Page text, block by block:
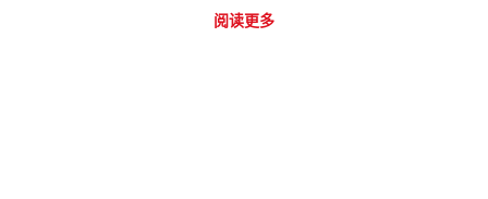
阅读更多